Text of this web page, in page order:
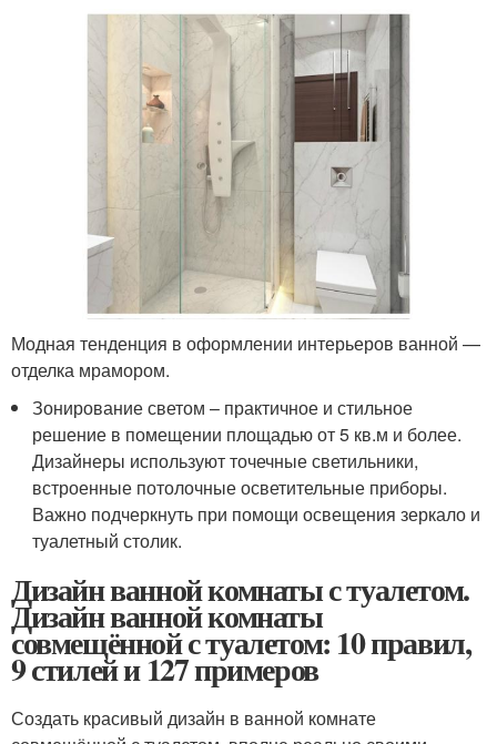
Модная тенденция в оформлении интерьеров ванной —
отделка мрамором.
Зонирование светом – практичное и стильное
решение в помещении площадью от 5 кв.м и более.
Дизайнеры используют точечные светильники,
встроенные потолочные осветительные приборы.
Важно подчеркнуть при помощи освещения зеркало и
туалетный столик.
Дизайн ванной комнаты с туалетом.
Дизайн ванной комнаты
совмещённой с туалетом: 10 правил,
9 стилей и 127 примеров
Создать красивый дизайн в ванной комнате